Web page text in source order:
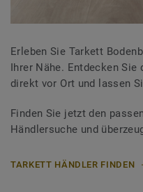
Erleben Sie Tarkett
Ihrer Nähe. Entdecken Sie
direkt vor Ort und lassen
Finden Sie jetzt den
Händlersuche und
TARKETT HÄNDLER FINDEN